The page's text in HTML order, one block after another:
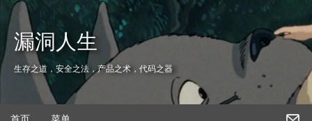
漏洞人生
生存之道，安全之法，产品之术，代码之器